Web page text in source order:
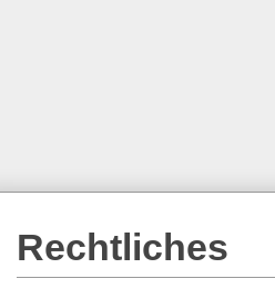
Rechtliches